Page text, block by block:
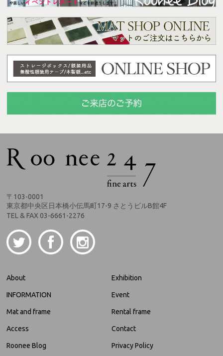
〒103-0001
東京都中央区日本橋小伝馬町17-9 さとうビルB館4F
TEL & FAX 03-6661-2276
About Exhibition
INFORMATION Event
Mat and frame Rental frame
Access Contact
Roonee Blog Privacy Policy